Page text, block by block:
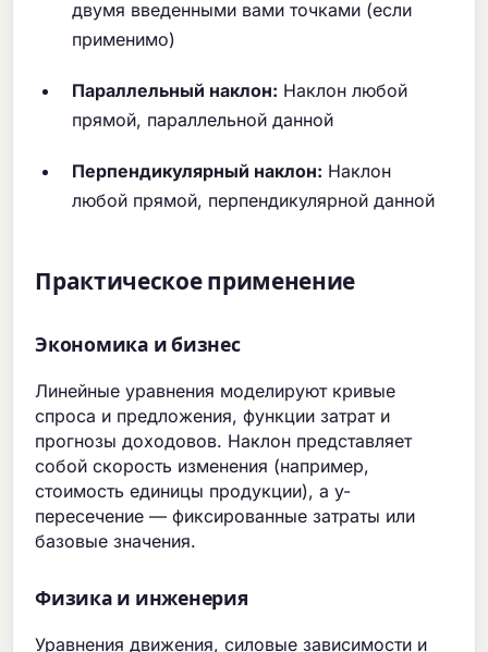
двумя введенными вами точками (если
применимо)
Параллельный наклон: Наклон любой
прямой, параллельной данной
Перпендикулярный наклон: Наклон
любой прямой, перпендикулярной данной
Практическое применение
Экономика и бизнес
Линейные уравнения моделируют кривые
спроса и предложения, функции затрат и
прогнозы доходовов. Наклон представляет
собой скорость изменения (например,
стоимость единицы продукции), а y-
пересечение — фиксированные затраты или
базовые значения.
Физика и инженерия
Уравнения движения, силовые зависимости и